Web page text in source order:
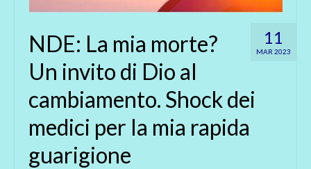
11
MAR 2023
NDE: La mia morte?
Un invito di Dio al
cambiamento. Shock dei
medici per la mia rapida
guarigione